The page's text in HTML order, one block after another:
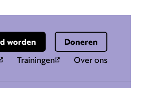
Trainingen Over ons
worden Doneren